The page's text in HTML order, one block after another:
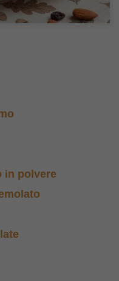
in polvere